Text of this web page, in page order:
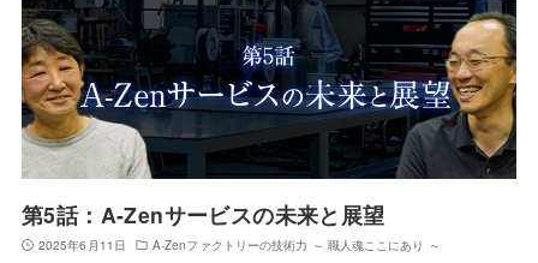
第5話：A-Zenサービスの未来と展望
2025年6月11日 A-Zenファクトリーの技術力 ～ 職人魂ここにあり ～